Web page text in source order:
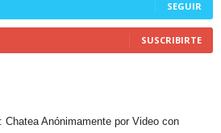
SEGUIR
SUSCRIBIRTE
Chatea Anónimamente por Video con